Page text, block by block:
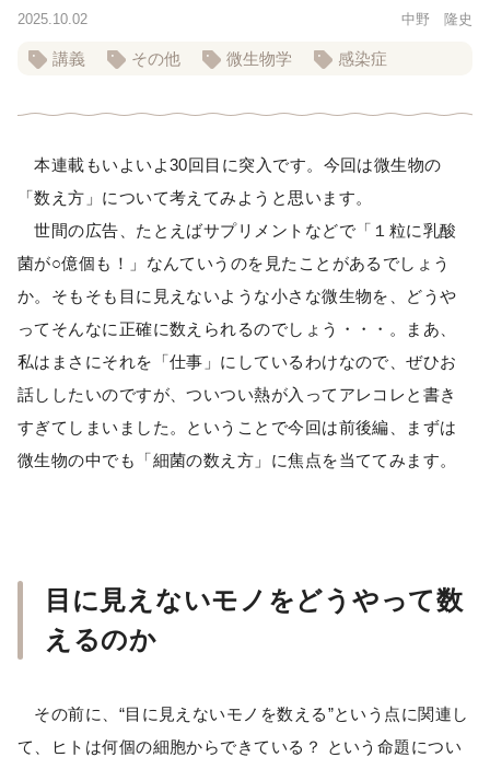
2025.10.02 中野 隆史
講義 その他 微生物学 感染症
本連載もいよいよ30回目に突入です。今回は微生物の
「数え方」について考えてみようと思います。
世間の広告、たとえばサプリメントなどで「１粒に乳酸
菌が○億個も！」なんていうのを見たことがあるでしょう
か。そもそも目に見えないような小さな微生物を、どうや
ってそんなに正確に数えられるのでしょう・・・。まあ、
私はまさにそれを「仕事」にしているわけなので、ぜひお
話ししたいのですが、ついつい熱が入ってアレコレと書き
すぎてしまいました。ということで今回は前後編、まずは
微生物の中でも「細菌の数え方」に焦点を当ててみます。
目に見えないモノをどうやって数
えるのか
その前に、“目に見えないモノを数える”という点に関連し
て、ヒトは何個の細胞からできている？ という命題につい